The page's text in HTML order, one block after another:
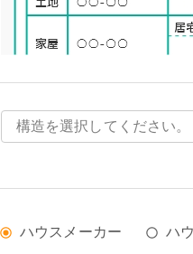
構造を選択してください。
ハウスメーカー ハ